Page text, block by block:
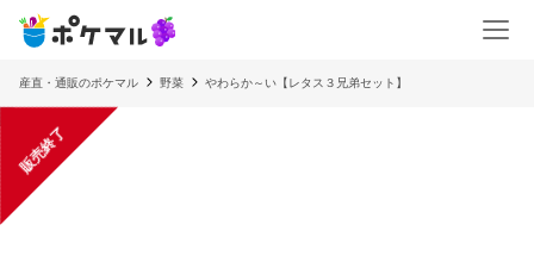
産直・通販のポケマル 野菜 やわらか～い【レタス３兄弟セット】
販売終了